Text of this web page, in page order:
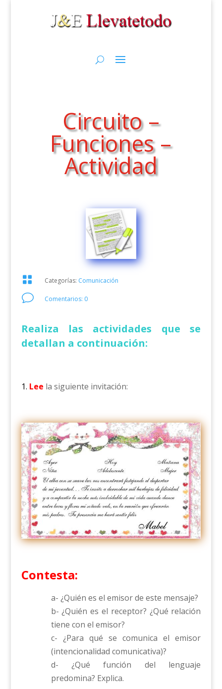
Circuito –
Funciones –
Actividad
 Categorías: Comunicación
v Comentarios: 0
Realiza las actividades que se
detallan a continuación:
1. Lee la siguiente invitación:
Contesta:
a- ¿Quién es el emisor de este mensaje?
b- ¿Quién es el receptor? ¿Qué relación
tiene con el emisor?
c- ¿Para qué se comunica el emisor
(intencionalidad comunicativa)?
d- ¿Qué función del lenguaje
predomina? Explica.